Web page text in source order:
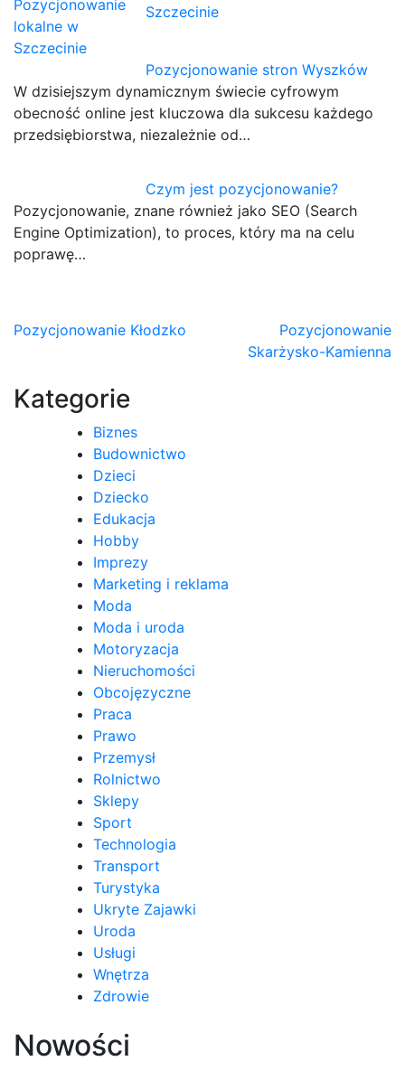
Szczecinie
Pozycjonowanie stron Wyszków
W dzisiejszym dynamicznym świecie cyfrowym
obecność online jest kluczowa dla sukcesu każdego
przedsiębiorstwa, niezależnie od…
Czym jest pozycjonowanie?
Pozycjonowanie, znane również jako SEO (Search
Engine Optimization), to proces, który ma na celu
poprawę…
Nawigacja
Pozycjonowanie Kłodzko
Pozycjonowanie
Skarżysko-Kamienna
Kategorie
Biznes
Budownictwo
Dzieci
Dziecko
Edukacja
Hobby
Imprezy
Marketing i reklama
Moda
Moda i uroda
Motoryzacja
Nieruchomości
Obcojęzyczne
Praca
Prawo
Przemysł
Rolnictwo
Sklepy
Sport
Technologia
Transport
Turystyka
Ukryte Zajawki
Uroda
Usługi
Wnętrza
Zdrowie
Nowości